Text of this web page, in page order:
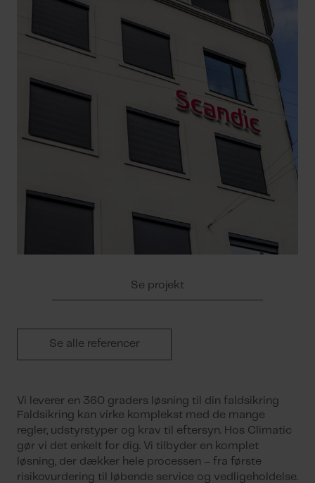
Se projekt
Se alle referencer
Vi leverer en 360 graders løsning til din faldsikring
Faldsikring kan virke komplekst med de mange
regler, udstyrstyper og krav til eftersyn. Hos Climatic
gør vi det enkelt for dig. Vi tilbyder en komplet
løsning, der dækker hele processen – fra første
risikovurdering til løbende service og vedligeholdelse.